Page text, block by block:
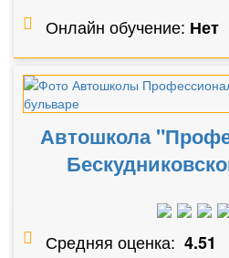
Онлайн обучение: Нет
Автошкола
Средняя оценка: 4.51